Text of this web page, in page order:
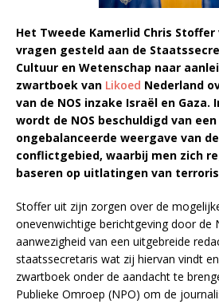
Het Tweede Kamerlid Chris Stoffer
vragen gesteld aan de
Cultuur en Wetenschap naar
zwartboek van Likoed Nederland
van de NOS inzake Israël en
wordt de NOS beschuldigd van
ongebalanceerde weergave van
conflictgebied, waarbij men zich
baseren op uitlatingen van
Stoffer uit zijn zorgen over de
onevenwichtige berichtgeving door de
aanwezigheid van een uitgebreide
staatssecretaris wat zij hiervan vindt
zwartboek onder de aandacht te
Publieke Omroep (NPO) om de